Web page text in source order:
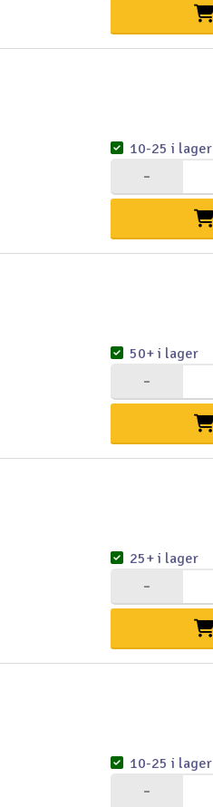
-
10-25 i lager
-
50+ i lager
-
25+ i lager
-
10-25 i lager